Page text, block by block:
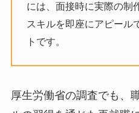
には、面接時に実際の制
スキルを即座にアピール
トです。
厚生労働省の調査でも、